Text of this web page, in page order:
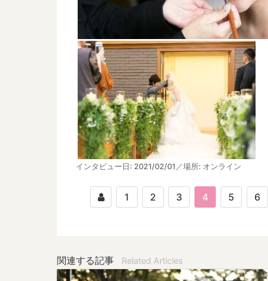
インタビュー日: 2021/02/01／場所: オンライン
1 2 3 4 5 6
関連する記事 Related Articles